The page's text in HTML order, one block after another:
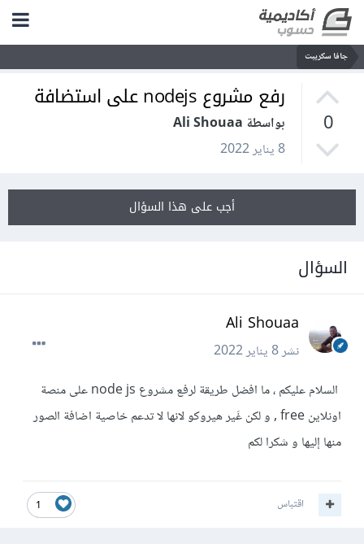
جافا سكريبت
0
رفع مشروع nodejs على استضافة
بواسطة Ali Shouaa
8 يناير 2022
أجب على هذا السؤال
السؤال
Ali Shouaa
نشر8 يناير 2022
السلام عليكم ، ما افضل طريقة لرفع مشروع node js على منصة
اونلاين free , و لكن غَير هيروكو لانها لا تدعم خاصية اضافة الصور
منها إليها و شكرا لكم
1 اقتباس